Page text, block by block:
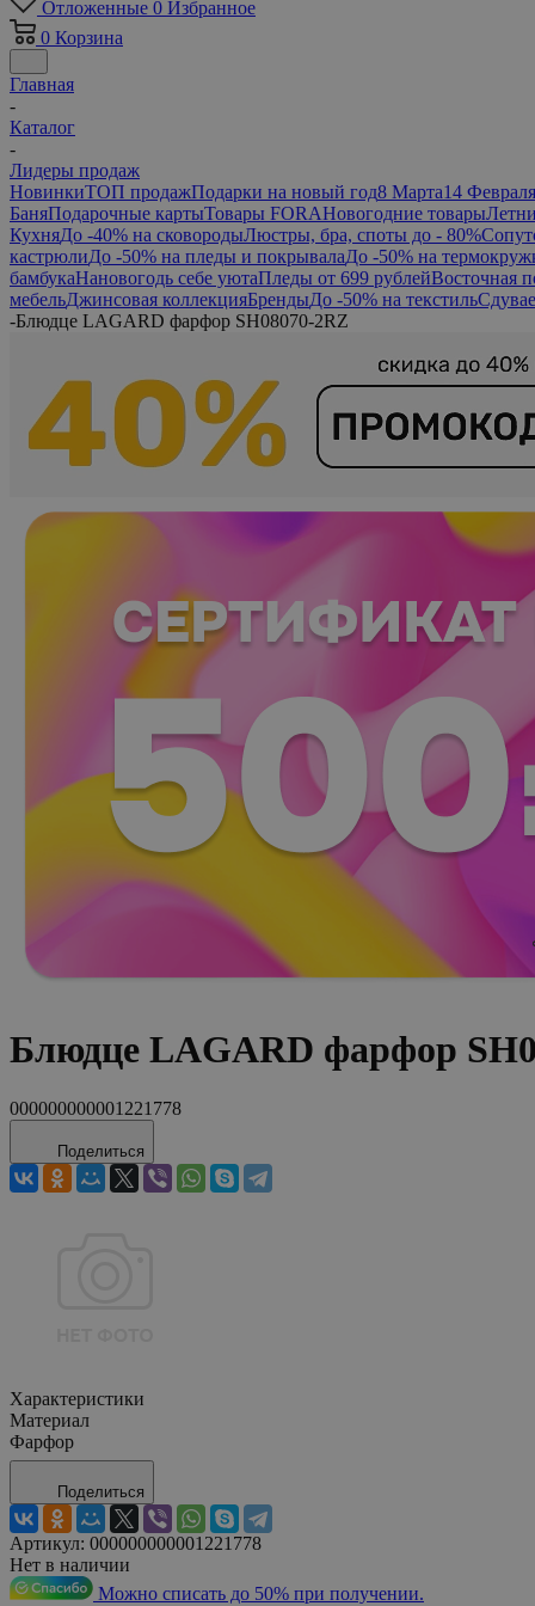
Отложенные 0 Избранное
0 Корзина
Главная
-
Каталог
-
Лидеры продаж
НовинкиТОП продажПодарки на новый год8 Марта14 Февраля
БаняПодарочные картыТовары FORAНовогодние товары
КухняДо -40% на сковородыЛюстры, бра, споты до - 80%
кастрюлиДо -50% на пледы и покрывалаДо -50% на
бамбукаНановогодь себе уютаПледы от 699 рублейВосточная
мебельДжинсовая коллекцияБрендыДо -50% на текстиль
-Блюдце LAGARD фарфор SH08070-2RZ
Блюдце LAGARD фарфор
000000000001221778
Поделиться
Характеристики
Материал
Фарфор
Поделиться
Артикул: 000000000001221778
Нет в наличии
Можно списать до 50% при получении.